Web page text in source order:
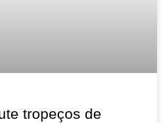
tropeços de